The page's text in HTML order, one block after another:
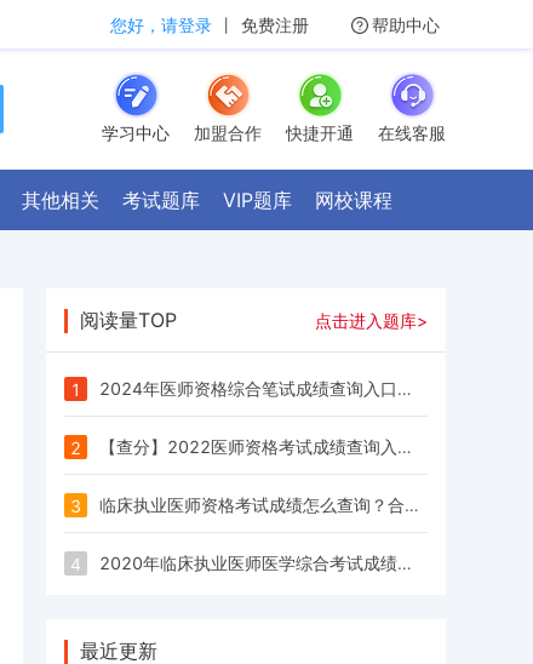
您好，请登录 丨 免费注册 帮助中心
学习中心
加盟合作 快捷开通 在线客服
其他相关 考试题库 VIP题库 网校课程
阅读量TOP 点击进入题库>
1 2024年医师资格综合笔试成绩查询入口正式开通
2 【查分】2022医师资格考试成绩查询入口正式开通
3 临床执业医师资格考试成绩怎么查询？合格分数线是多少？
4 2020年临床执业医师医学综合考试成绩今日开始查询
最近更新